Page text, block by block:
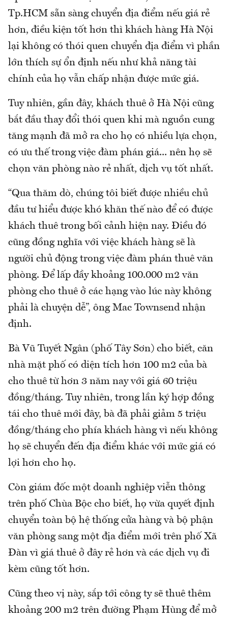
Tp.HCM sẵn sàng chuyển địa điểm nếu giá rẻ
hơn, điều kiện tốt hơn thì khách hàng Hà Nội
lại không có thói quen chuyển địa điểm vì phần
lớn thích sự ổn định nếu như khả năng tài
chính của họ vẫn chấp nhận được mức giá.
Tuy nhiên, gần đây, khách thuê ở Hà Nội cũng
bắt đầu thay đổi thói quen khi mà nguồn cung
tăng mạnh đã mở ra cho họ có nhiều lựa chọn,
có ưu thế trong việc đàm phán giá... nên họ sẽ
chọn văn phòng nào rẻ nhất, dịch vụ tốt nhất.
“Qua thăm dò, chúng tôi biết được nhiều chủ
đầu tư hiểu được khó khăn thế nào để có được
khách thuê trong bối cảnh hiện nay. Điều đó
cũng đồng nghĩa với việc khách hàng sẽ là
người chủ động trong việc đàm phán thuê văn
phòng. Để lấp đầy khoảng 100.000 m2 văn
phòng cho thuê ở các hạng vào lúc này không
phải là chuyện dễ”, ông Mac Townsend nhận
định.
Bà Vũ Tuyết Ngân (phố Tây Sơn) cho biết, căn
nhà mặt phố có diện tích hơn 100 m2 của bà
cho thuê từ hơn 3 năm nay với giá 60 triệu
đồng/tháng. Tuy nhiên, trong lần ký hợp đồng
tái cho thuê mới đây, bà đã phải giảm 5 triệu
đồng/tháng cho phía khách hàng vì nếu không
họ sẽ chuyển đến địa điểm khác với mức giá có
lợi hơn cho họ.
Còn giám đốc một doanh nghiệp viễn thông
trên phố Chùa Bộc cho biết, họ vừa quyết định
chuyển toàn bộ hệ thống cửa hàng và bộ phận
văn phòng sang một địa điểm mới trên phố Xã
Đàn vì giá thuê ở đây rẻ hơn và các dịch vụ đi
kèm cũng tốt hơn.
Cũng theo vị này, sắp tới công ty sẽ thuê thêm
khoảng 200 m2 trên đường Phạm Hùng để mở